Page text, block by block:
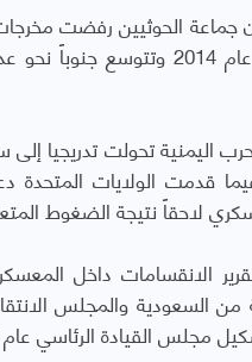
جماعة الحوثيين رفضت
العاصمة صنعاء عام 2014
اليمنية تحولت تدريجيا
فيما قدمت الولايات
لاحقاً نتيجة الضغوط
من السعودية والمجلس